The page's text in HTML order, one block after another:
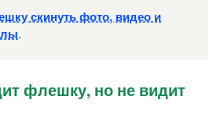
скинуть фото, видео и
.
флешку, но не видит